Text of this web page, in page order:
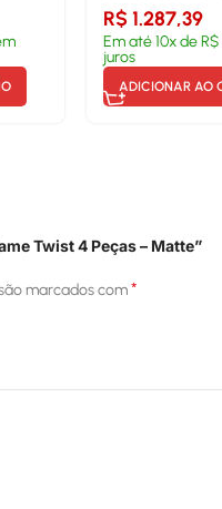
R$1.287,39
Em até10x deR$
juros
ADICIONAR AO
Twist 4 Peças – Matte”
marcados com*